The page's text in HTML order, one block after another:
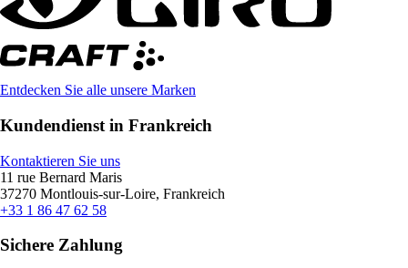
Entdecken Sie alle unsere Marken
Kundendienst in Frankreich
Kontaktieren Sie uns
11 rue Bernard Maris
37270 Montlouis-sur-Loire, Frankreich
+33 1 86 47 62 58
Sichere Zahlung